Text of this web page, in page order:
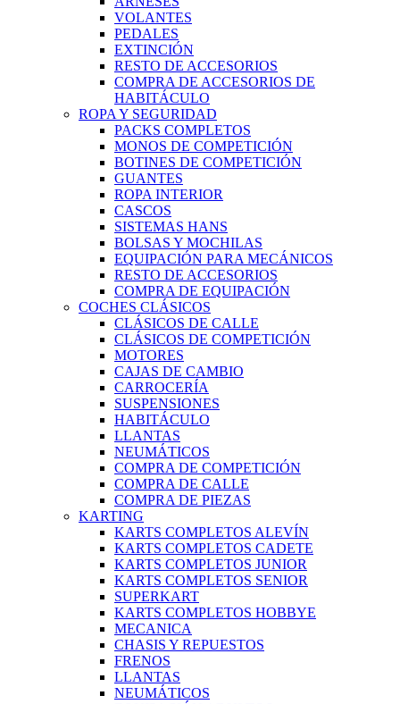
VOLANTES
PEDALES
EXTINCIÓN
RESTO DE ACCESORIOS
COMPRA DE ACCESORIOS DE
HABITÁCULO
ROPA Y SEGURIDAD
PACKS COMPLETOS
MONOS DE COMPETICIÓN
BOTINES DE COMPETICIÓN
GUANTES
ROPA INTERIOR
CASCOS
SISTEMAS HANS
BOLSAS Y MOCHILAS
EQUIPACIÓN PARA MECÁNICOS
RESTO DE ACCESORIOS
COMPRA DE EQUIPACIÓN
COCHES CLÁSICOS
CLÁSICOS DE CALLE
CLÁSICOS DE COMPETICIÓN
MOTORES
CAJAS DE CAMBIO
CARROCERÍA
SUSPENSIONES
HABITÁCULO
LLANTAS
NEUMÁTICOS
COMPRA DE COMPETICIÓN
COMPRA DE CALLE
COMPRA DE PIEZAS
KARTING
KARTS COMPLETOS ALEVÍN
KARTS COMPLETOS CADETE
KARTS COMPLETOS JUNIOR
KARTS COMPLETOS SENIOR
SUPERKART
KARTS COMPLETOS HOBBYE
MECANICA
CHASIS Y REPUESTOS
FRENOS
LLANTAS
NEUMÁTICOS